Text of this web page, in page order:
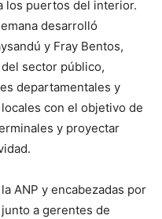
los puertos del interior.
desarrolló
y Fray Bentos,
sector público,
departamentales y
con el objetivo de
y proyectar
ANP y encabezadas por
a gerentes de